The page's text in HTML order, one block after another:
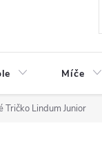
Míče
Tričko Lindum Junior